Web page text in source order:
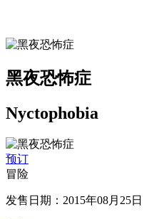
黑夜恐怖症
Nyctophobia
预订
冒险
发售日期：2015年08月25日